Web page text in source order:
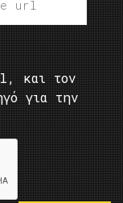
και τον
για την